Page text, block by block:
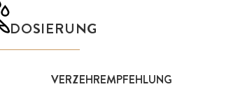
DOSIERUNG
VERZEHREMPFEHLUNG